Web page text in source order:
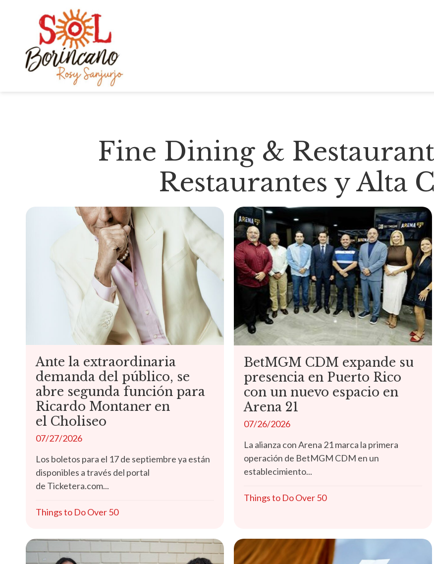
Fine Dining &
Restaurantes y Alta
Ante la extraordinaria
demanda del público, se
abre segunda función para
Ricardo Montaner en
el Choliseo
07/27/2026
Los boletos para el 17 de septiembre ya están
disponibles a través del portal
de Ticketera.com...
Things to Do Over 50
BetMGM CDM expande su
presencia en Puerto Rico
con un nuevo espacio en
Arena 21
07/26/2026
La alianza con Arena 21 marca la primera
operación de BetMGM CDM en un
establecimiento...
Things to Do Over 50